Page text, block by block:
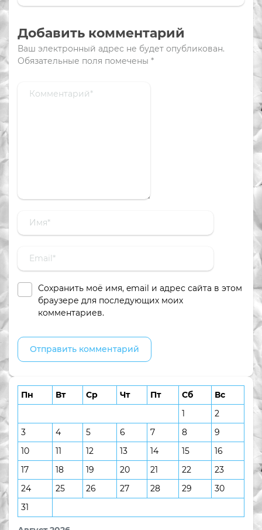
Добавить комментарий
Ваш электронный адрес не будет опубликован.
Обязательные поля помечены *
Сохранить моё имя, email и адрес сайта в этом
браузере для последующих моих
комментариев.
Пн Вт Ср Чт Пт Сб
Вс
1
2
3
4 5 6 7 8
9
10
11 12 13 14 15
16
17
18 19 20 21 22
23
24
25 26 27 28 29
30
31